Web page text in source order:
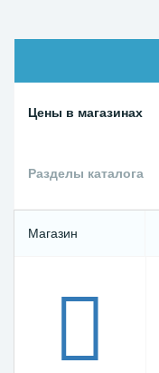
Цены в магазинах
Разделы каталога
Магазин